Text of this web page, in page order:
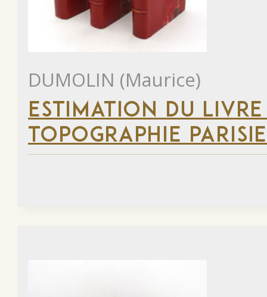
DUMOLIN (Maurice)
ESTIMATION DU
TOPOGRAPHIE